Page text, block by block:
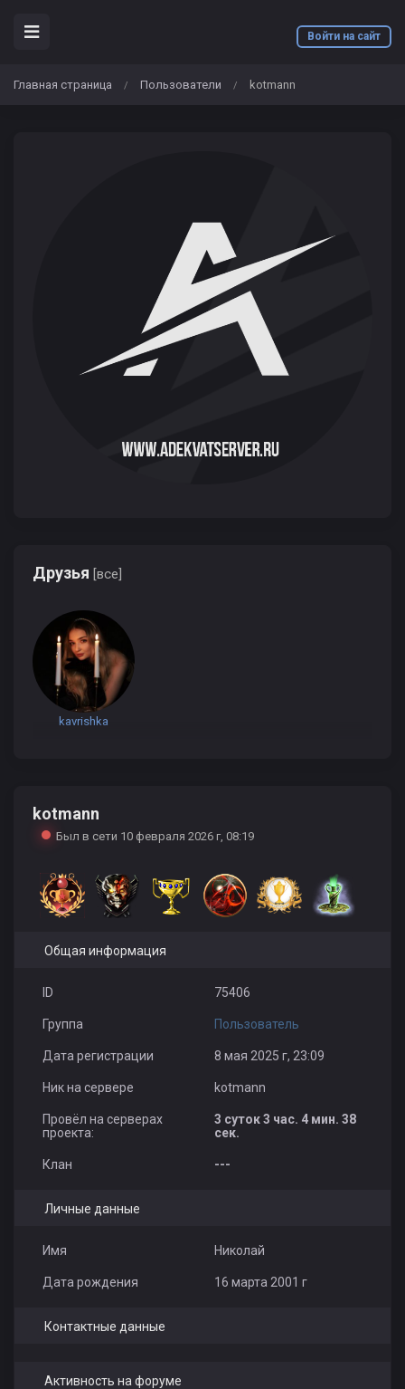
Войти на сайт
Главная страница / Пользователи / kotmann
Друзья [все]
kavrishka
kotmann
Был в сети 10 февраля 2026 г, 08:19
Общая информация
ID 75406
Группа Пользователь
Дата регистрации 8 мая 2025 г, 23:09
Ник на сервере kotmann
Провёл на серверах
проекта:
3 суток 3 час. 4 мин. 38
сек.
Клан ---
Личные данные
Имя Николай
Дата рождения 16 марта 2001 г
Контактные данные
Активность на форуме